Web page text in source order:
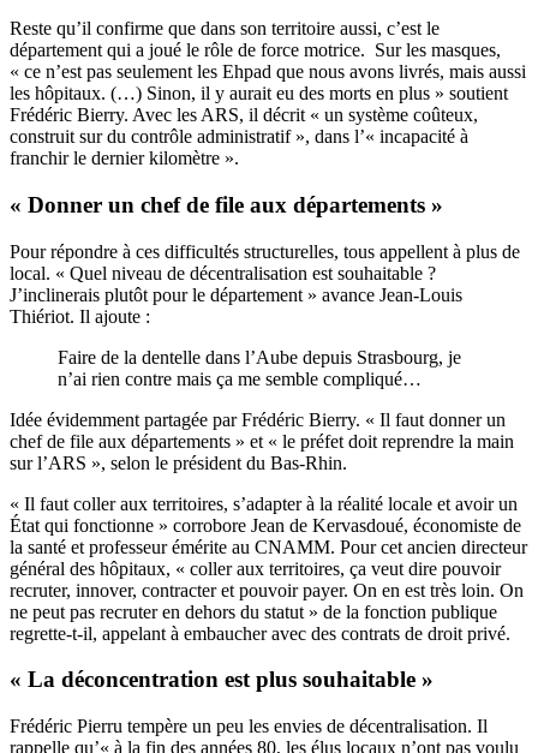
Reste qu’il confirme que dans son territoire aussi, c’est le
département qui a joué le rôle de force motrice. Sur les masques,
« ce n’est pas seulement les Ehpad que nous avons livrés, mais aussi
les hôpitaux. (…) Sinon, il y aurait eu des morts en plus » soutient
Frédéric Bierry. Avec les ARS, il décrit « un système coûteux,
construit sur du contrôle administratif », dans l’« incapacité à
franchir le dernier kilomètre ».
« Donner un chef de file aux départements »
Pour répondre à ces difficultés structurelles, tous appellent à plus de
local. « Quel niveau de décentralisation est souhaitable ?
J’inclinerais plutôt pour le département » avance Jean-Louis
Thiériot. Il ajoute :
Faire de la dentelle dans l’Aube depuis Strasbourg, je
n’ai rien contre mais ça me semble compliqué…
Idée évidemment partagée par Frédéric Bierry. « Il faut donner un
chef de file aux départements » et « le préfet doit reprendre la main
sur l’ARS », selon le président du Bas-Rhin.
« Il faut coller aux territoires, s’adapter à la réalité locale et avoir un
État qui fonctionne » corrobore Jean de Kervasdoué, économiste de
la santé et professeur émérite au CNAMM. Pour cet ancien directeur
général des hôpitaux, « coller aux territoires, ça veut dire pouvoir
recruter, innover, contracter et pouvoir payer. On en est très loin. On
ne peut pas recruter en dehors du statut » de la fonction publique
regrette-t-il, appelant à embaucher avec des contrats de droit privé.
« La déconcentration est plus souhaitable »
Frédéric Pierru tempère un peu les envies de décentralisation. Il
rappelle qu’« à la fin des années 80, les élus locaux n’ont pas voulu